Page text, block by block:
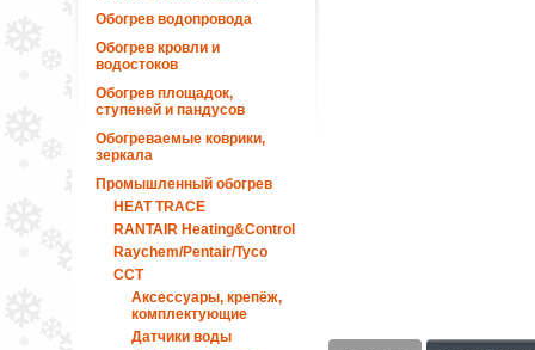
Обогрев водопровода
Обогрев кровли и
водостоков
Обогрев площадок,
ступеней и пандусов
Обогреваемые коврики,
зеркала
Промышленный обогрев
HEAT TRACE
RANTAIR Heating&Control
Raychem/Pentair/Tyco
ССТ
Аксессуары, крепёж,
комплектующие
Датчики воды